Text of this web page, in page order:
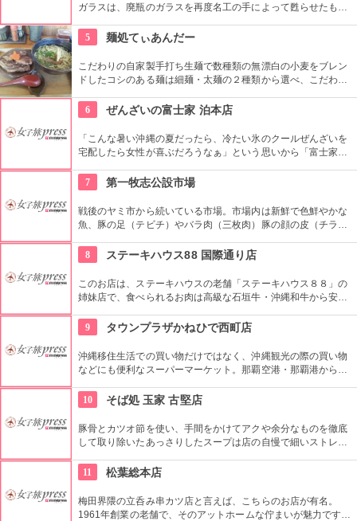
ガラスは、廃瓶のガラスを再度名工の手によって甦らせたもの
るギャラリーでは盛吉氏、盛一郎氏の作品をはじめ多彩な器が
展示販売されている。なお、ガラス製作体験はない。
5 麺処てぃあんだー
こだわりの自家製手打ち生麺で数種類の無漂白の小麦をブレン
ドしたコシのある麺は細麺・太麺の２種類から選べ、こだわっ
定なので、早めにお店に行こう。
6 ぜんざいの富士家 泊本店
「こんな暑い沖縄の夏だったら、冷たい氷のクールぜんざいを
宅配したら女性が喜ぶだろうなぁ」という思いから「富士家」
は。かき氷だけでなくフードメニューも充実。全国宅配サービ
スもしている。
7 第一牧志公設市場
戦後のヤミ市から続いている市場。市場内は新鮮で色鮮やかな
魚、豚の足（テビチ）やバラ肉（三枚肉）豚の顔の皮（チラガ
い食材が並び見ているだけでも楽しい。2階には食堂があり、
市場で買った食材で作った沖縄料理が食べられる。
8 ステーキハウス88 国際通り店
このお店は、ステーキハウスの老舗「ステーキハウス８８」の
姉妹店で、食べられるお肉は高級な石垣牛・沖縄和牛から安価
ッキョウも食べられます。
9 タウンプラザかねひで西町店
沖縄移住生活での買い物だけではなく、沖縄観光の際の買い物
などにも便利なスーパーマーケット。那覇空港・那覇港からも
ーを設けており、お土産を買うのに便利。夜遅くまでやってい
るもの嬉しい。火曜・水曜・木曜には88円・99円市が開催。
10 そば処 玉家 古堅店
豚骨とカツオ節を使い、手間をかけてアクや余分なものを徹底
して取り除いたあっさりしたスープは店の自慢で細いストレー
超人気店。
11 松葉総本店
梅田界隈の立呑み串カツ店と言えば、こちらのお店が有名。
1961年創業の老舗で、そのアットホームな佇まいが魅力です。